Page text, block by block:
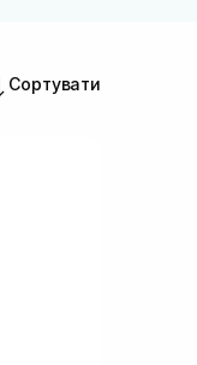
Сортувати